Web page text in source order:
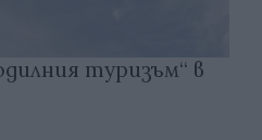
туризъм“ в